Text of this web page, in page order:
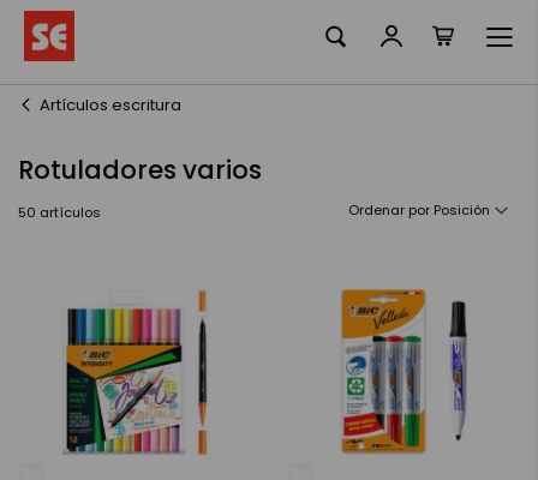
contenido
Artículos escritura
Rotuladores varios
50 artículos Ordenar por